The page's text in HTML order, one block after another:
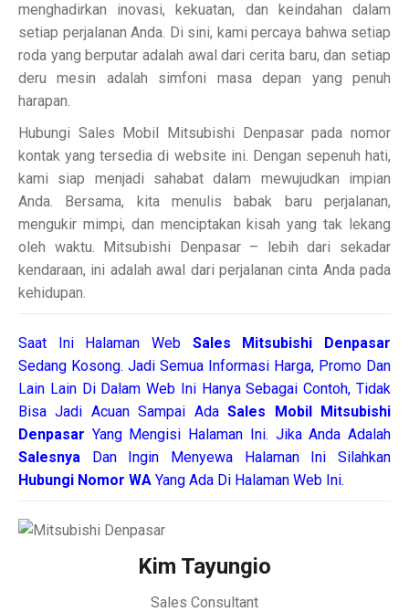
menghadirkan inovasi, kekuatan, dan keindahan dalam
setiap perjalanan Anda. Di sini, kami percaya bahwa setiap
roda yang berputar adalah awal dari cerita baru, dan setiap
deru mesin adalah simfoni masa depan yang penuh
harapan.
Hubungi Sales Mobil Mitsubishi Denpasar pada nomor
kontak yang tersedia di website ini. Dengan sepenuh hati,
kami siap menjadi sahabat dalam mewujudkan impian
Anda. Bersama, kita menulis babak baru perjalanan,
mengukir mimpi, dan menciptakan kisah yang tak lekang
oleh waktu. Mitsubishi Denpasar – lebih dari sekadar
kendaraan, ini adalah awal dari perjalanan cinta Anda pada
kehidupan.
Saat Ini Halaman Web Sales
Mitsubishi Denpasar
Sedang Kosong. Jadi Semua Informasi Harga, Promo Dan
Lain Lain Di Dalam Web Ini Hanya Sebagai Contoh, Tidak
Bisa Jadi Acuan Sampai AdaSales Mobil Mitsubishi
Denpasar Yang Mengisi Halaman Ini. Jika Anda Adalah
Salesnya Dan Ingin Menyewa Halaman Ini Silahkan
Hubungi Nomor WA Yang Ada Di Halaman Web Ini.
Kim Tayungio
Sales Consultant